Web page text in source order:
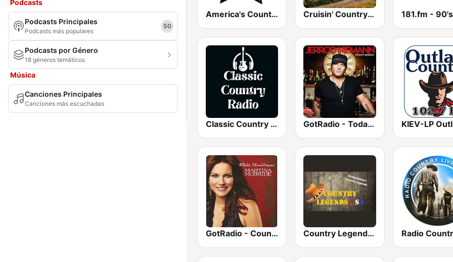
Podcasts
Podcasts Principales
Podcasts más populares
50
Podcasts por Género
18 géneros temáticos
Música
Canciones Principales
Canciones más escuchadas
America's Country Cruisin' Country Radio
Classic Country Radio GotRadio - Today's Country
GotRadio - Country Christmas Country Legends USA